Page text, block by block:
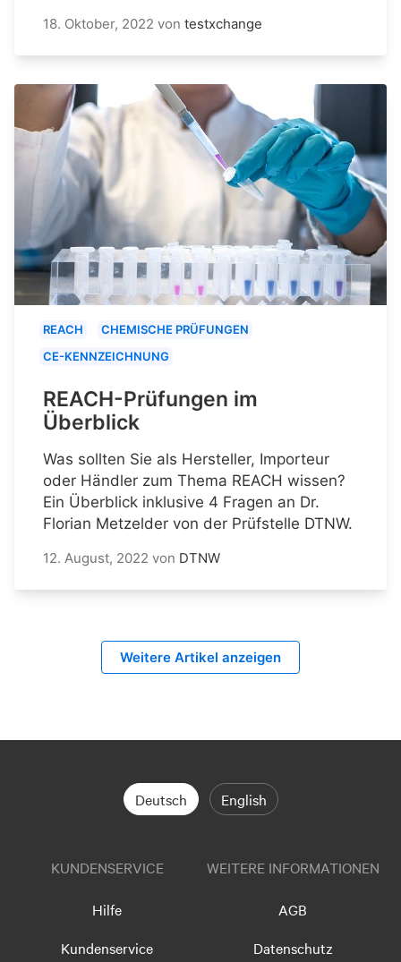
18. Oktober, 2022 von testxchange
REACH
CHEMISCHE PRÜFUNGEN
CE-KENNZEICHNUNG
REACH-Prüfungen im
Überblick
Was sollten Sie als Hersteller, Importeur
oder Händler zum Thema REACH wissen?
Ein Überblick inklusive 4 Fragen an Dr.
Florian Metzelder von der Prüfstelle DTNW.
12. August, 2022 von DTNW
Weitere Artikel anzeigen
Deutsch English
KUNDENSERVICE
Hilfe
Kundenservice
WEITERE INFORMATIONEN
AGB
Datenschutz